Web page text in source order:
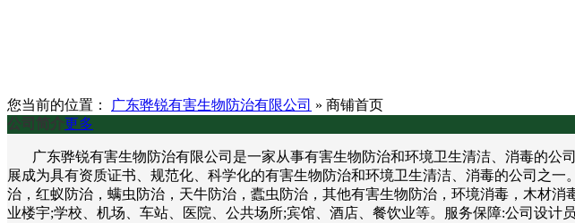
您当前的位置： 广东骅锐有害生物防治有限公司 » 商铺首页
公司简介更多
广东骅锐有害生物防治有限公司是一家从事有害生物防治和环境卫生清洁、消毒的公
展成为具有资质证书、规范化、科学化的有害生物防治和环境卫生清洁、消毒的公司之
治，红蚁防治，螨虫防治，天牛防治，蠹虫防治，其他有害生物防治，环境消毒，木材
业楼宇;学校、机场、车站、医院、公共场所;宾馆、酒店、餐饮业等。服务保障:公司设